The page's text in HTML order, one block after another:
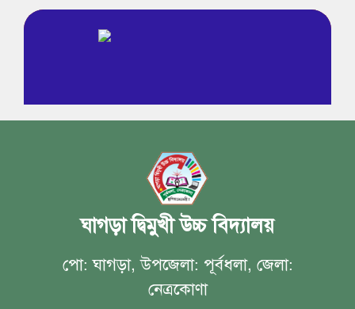
ঘাগড়া দ্বিমুখী উচ্চ বিদ্যালয়
পো: ঘাগড়া, উপজেলা: পূর্বধলা, জেলা:
নেত্রকোণা